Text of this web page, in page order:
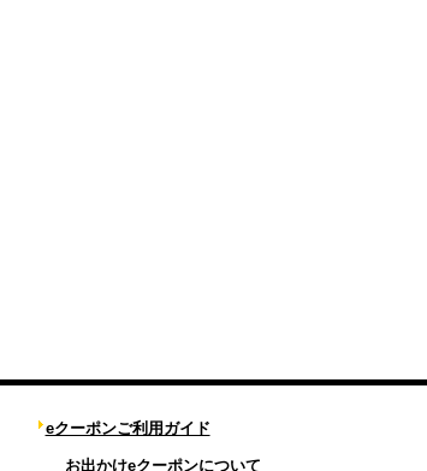
eクーポンご利用ガイド
お出かけeクーポンについて